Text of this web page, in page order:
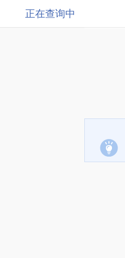
正在查询中